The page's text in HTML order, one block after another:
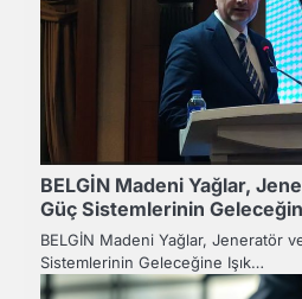
BELGİN Madeni Yağlar,
Güç Sistemlerinin
BELGİN Madeni Yağlar, Jeneratör
Sistemlerinin Geleceğine Işık…